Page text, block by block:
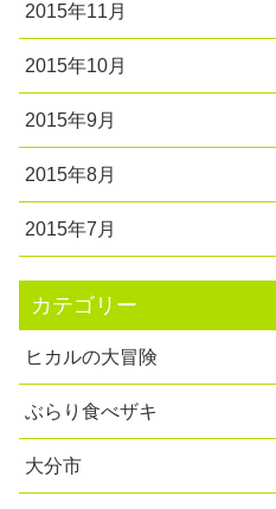
2015年11月
2015年10月
2015年9月
2015年8月
2015年7月
カテゴリー
ヒカルの大冒険
ぶらり食べザキ
大分市